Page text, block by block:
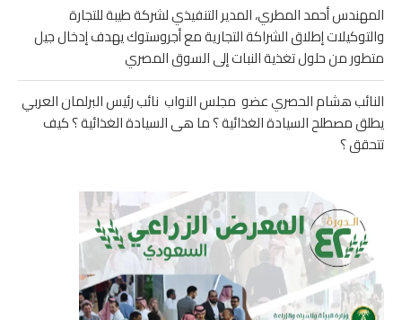
المهندس أحمد المطري، المدير التنفيذي لشركة طيبة للتجارة
والتوكيلات إطلاق الشراكة التجارية مع أجروستوك يهدف إدخال جيل
متطور من حلول تغذية النبات إلى السوق المصري
النائب هشام الحصري عضو مجلس النواب نائب رئيس البرلمان العربي
يطلق مصطلح السيادة الغذائية ؟ ما هى السيادة الغذائية ؟ كيف
تتحقق ؟